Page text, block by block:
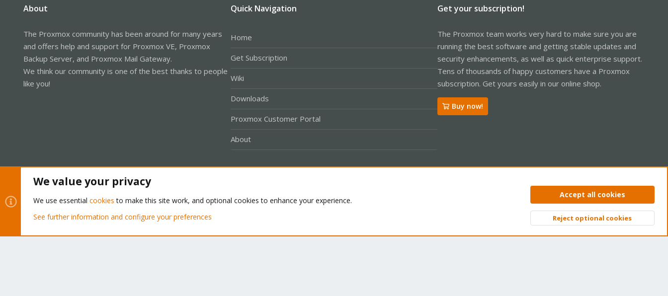
About
The Proxmox community has been around for many years
and offers help and support for Proxmox VE, Proxmox
Backup Server, and Proxmox Mail Gateway.
We think our community is one of the best thanks to people
like you!
Quick Navigation
Home
Get Subscription
Wiki
Downloads
Proxmox Customer Portal
About
Get your subscription!
The Proxmox team works very hard to make sure you are
running the best software and getting stable updates and
security enhancements, as well as quick enterprise support.
Tens of thousands of happy customers have a Proxmox
subscription. Get yours easily in our online shop.
Buy now!
Privacy policy Help Home
Community platform by XenForo® © 2010-2026 XenForo Ltd. Top
We value your privacy
We use essential cookies to make this site work, and optional cookies to enhance your experience.
See further information and configure your preferences
Accept all cookies
Reject optional cookies